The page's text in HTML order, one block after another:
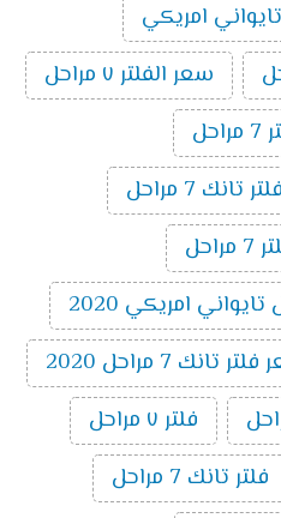
سعر الفلتر ٧ مراحل
7 مراحل
تانك 7 مراحل 2020
فلتر ٧ مراحل
فلتر تانك 7 مراحل